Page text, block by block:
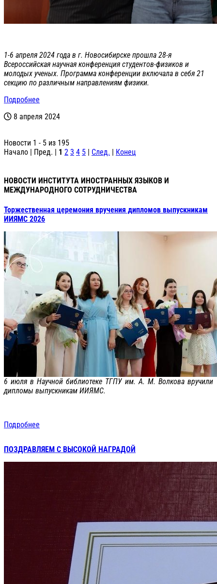
1-6 апреля 2024 года в г. Новосибирске прошла 28-я
Всероссийская научная конференция студентов-физиков и
молодых ученых. Программа конференции включала в себя 21
секцию по различным направлениям физики.
Подробнее
8 апреля 2024
Новости 1 - 5 из 195
Начало | Пред. | 1 2 3 4 5 | След. | Конец
НОВОСТИ ИНСТИТУТА ИНОСТРАННЫХ ЯЗЫКОВ И
МЕЖДУНАРОДНОГО СОТРУДНИЧЕСТВА
Торжественная церемония вручения дипломов выпускникам
ИИЯМС 2026
6 июля в Научной библиотеке ТГПУ им. А. М. Волкова вручили
дипломы выпускникам ИИЯМС.
Подробнее
ПОЗДРАВЛЯЕМ С ВЫСОКОЙ НАГРАДОЙ